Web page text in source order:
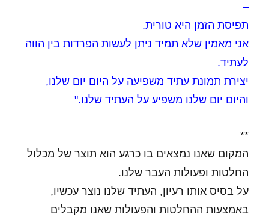
–
תפיסת הזמן היא טורית.
אני מאמין שלא תמיד ניתן לעשות הפרדות בין הווה
לעתיד.
יצירת תמונת עתיד משפיעה על היום יום שלנו,
והיום יום שלנו משפיע על העתיד שלנו."
**
המקום שאנו נמצאים בו כרגע הוא תוצר של מכלול
החלטות ופעולות העבר שלנו.
על בסיס אותו רעיון, העתיד שלנו נוצר עכשיו,
באמצעות ההחלטות והפעולות שאנו מקבלים